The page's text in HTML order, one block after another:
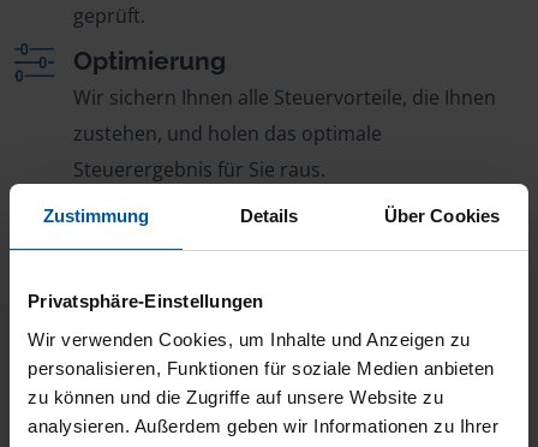
Zustimmung Details Über Cookies
Privatsphäre-Einstellungen
Wir verwenden Cookies, um Inhalte und Anzeigen zu
personalisieren, Funktionen für soziale Medien anbieten
zu können und die Zugriffe auf unsere Website zu
analysieren. Außerdem geben wir Informationen zu Ihrer
geprüft.
Optimierung
Wir sichern Ihnen alle Steuervorteile, die Ihnen
zustehen, und holen das optimale
Steuerergebnis für Sie raus.
Persönliche Beratung
Bei Fragen zur Steuer ist Ihre VLH-Beratungsstelle
Fairer Beitrag
Sie zahlen für alle unsere Leistungen nur einen
jährlichen Mitgliedsbeitrag, der sich nach Ihren
Jahreseinnahmen richtet.